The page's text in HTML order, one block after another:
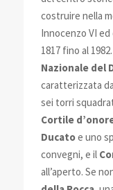
costruire nella
Innocenzo VI
1817 fino al
Nazionale del
caratterizzata
sei torri
Cortile
Ducatoe uno
convegni, e il
all’aperto. Se